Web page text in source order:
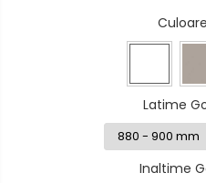
Culoare
Latime
Inaltime